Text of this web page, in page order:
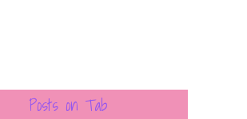
Posts on Tab